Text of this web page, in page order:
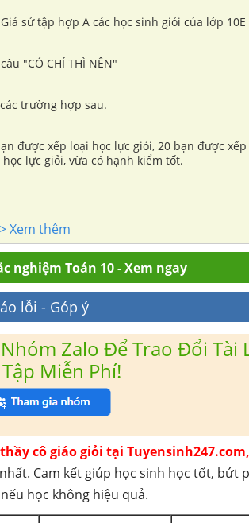
sử tập hợp A các học sinh giỏi của lớp 10E
"CÓ CHÍ THÌ NÊN"
trường hợp sau.
được xếp loại học lực giỏi, 20 bạn được xếp
lực giỏi, vừa có hạnh kiểm tốt.
Xem thêm
nghiệm Toán 10 - Xem ngay
lỗi - Góp ý
Zalo Để Trao Đổi Tài
Miễn Phí!
cô giáo giỏi tại Tuyensinh247.com,
Cam kết giúp học sinh học tốt, bứt
học không hiệu quả.